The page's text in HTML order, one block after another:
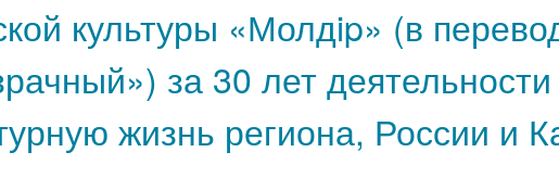
культуры «Молдip» (в
за 30 лет
жизнь региона, России и